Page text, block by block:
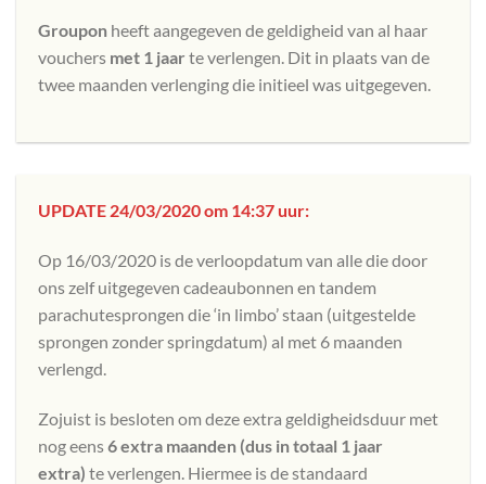
Groupon heeft aangegeven de geldigheid van al haar
vouchers met 1 jaar te verlengen. Dit in plaats van de
twee maanden verlenging die initieel was uitgegeven.
UPDATE 24/03/2020 om 14:37 uur:
Op 16/03/2020 is de verloopdatum van alle die door
ons zelf uitgegeven cadeaubonnen en tandem
parachutesprongen die ‘in limbo’ staan (uitgestelde
sprongen zonder springdatum) al met 6 maanden
verlengd.
Zojuist is besloten om deze extra geldigheidsduur met
nog eens6 extra maanden (dus in totaal 1 jaar
extra) te verlengen. Hiermee is de standaard